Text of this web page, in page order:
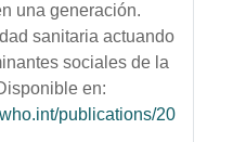
una generación.
sanitaria actuando
sociales de la
en:
publications/2008/